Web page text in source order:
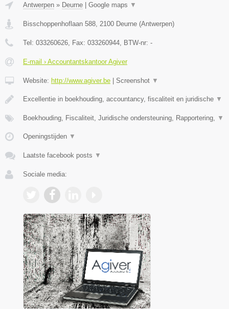
Antwerpen » Deurne | Google maps ▼
Bisschoppenhoflaan 588 2100 Deurne (Antwerpen)
Tel: 033260626 , Fax: 033260944 , BTW-nr: -
E-mail › Accountantskantoor Agiver
Website: http://www.agiver.be | Screenshot ▼
Excellentie in boekhouding, accountancy, fiscaliteit en juridische ▼
Boekhouding, Fiscaliteit, Juridische ondersteuning, Rapportering, ▼
Openingstijden ▼
Laatste facebook posts ▼
Sociale media: